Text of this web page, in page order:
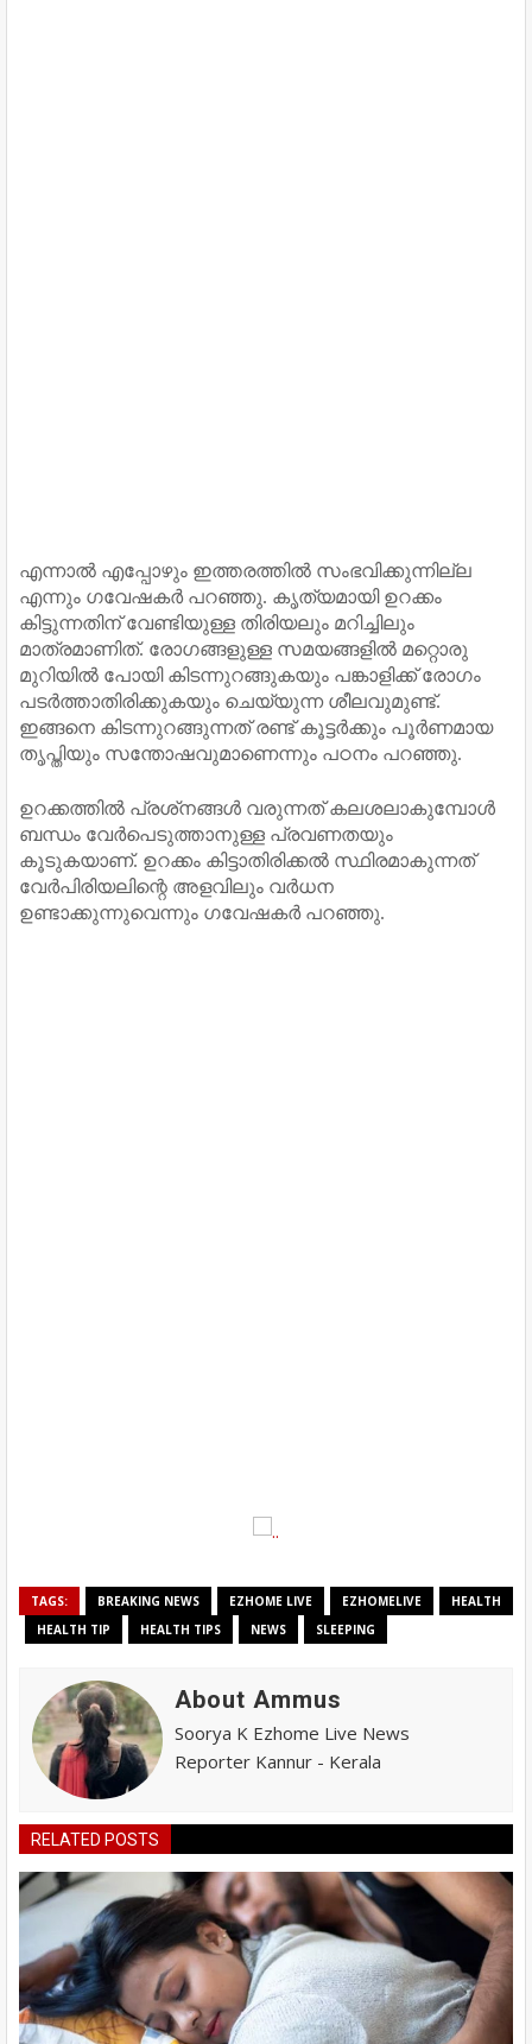
എന്നാല്‍ എപ്പോഴും ഇത്തരത്തില്‍ സംഭവിക്കുന്നില്ല
എന്നും ഗവേഷകര്‍ പറഞ്ഞു. കൃത്യമായി ഉറക്കം
കിട്ടുന്നതിന് വേണ്ടിയുള്ള തിരിയലും മറിച്ചിലും
മാത്രമാണിത്. രോഗങ്ങളുള്ള സമയങ്ങളില്‍ മറ്റൊരു
മുറിയില്‍ പോയി കിടന്നുറങ്ങുകയും പങ്കാളിക്ക് രോഗം
പടര്‍ത്താതിരിക്കുകയും ചെയ്യുന്ന ശീലവുമുണ്ട്.
ഇങ്ങനെ കിടന്നുറങ്ങുന്നത് രണ്ട് കൂട്ടര്‍ക്കും പൂര്‍ണമായ
തൃപ്തിയും സന്തോഷവുമാണെന്നും പഠനം പറഞ്ഞു.
ഉറക്കത്തില്‍ പ്രശ്‌നങ്ങള്‍ വരുന്നത് കലശലാകുമ്പോള്‍
ബന്ധം വേര്‍പെടുത്താനുള്ള പ്രവണതയും
കൂടുകയാണ്. ഉറക്കം കിട്ടാതിരിക്കല്‍ സ്ഥിരമാകുന്നത്
വേര്‍പിരിയലിന്റെ അളവിലും വര്‍ധന
ഉണ്ടാക്കുന്നുവെന്നും ഗവേഷകര്‍ പറഞ്ഞു.
TAGS: BREAKING NEWS EZHOME LIVE EZHOMELIVE
HEALTH
HEALTH TIP
HEALTH TIPS NEWS SLEEPING
About Ammus
Soorya K Ezhome Live News
Reporter Kannur - Kerala
RELATED POSTS